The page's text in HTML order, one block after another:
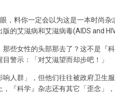
，料你一定会以为这是一本时尚
的艾滋病和艾滋病毒(AIDS and
些女性的头部那去了？这不是『
警示：「对艾滋望而却步吧！」
响人群」，但他们往往被政府卫生
『科学』杂志还有其它「歪念」